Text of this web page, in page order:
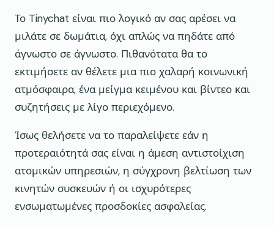
Το Tinychat είναι πιο λογικό αν σας αρέσει να
μιλάτε σε δωμάτια, όχι απλώς να πηδάτε από
άγνωστο σε άγνωστο. Πιθανότατα θα το
εκτιμήσετε αν θέλετε μια πιο χαλαρή κοινωνική
ατμόσφαιρα, ένα μείγμα κειμένου και βίντεο και
συζητήσεις με λίγο περιεχόμενο.
Ίσως θελήσετε να το παραλείψετε εάν η
προτεραιότητά σας είναι η άμεση αντιστοίχιση
ατομικών υπηρεσιών, η σύγχρονη βελτίωση των
κινητών συσκευών ή οι ισχυρότερες
ενσωματωμένες προσδοκίες ασφαλείας.